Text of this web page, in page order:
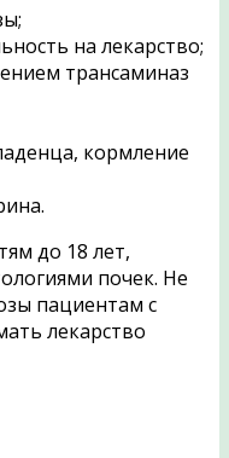
на лекарство;
трансаминаз
кормление
до 18 лет,
почек. Не
пациентам с
лекарство